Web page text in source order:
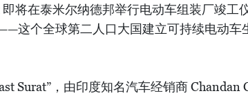
将在泰米尔纳德邦举行电动车组装厂竣工
这个全球第二人口大国建立可持续电动车
Surat”，由印度知名汽车经销商 Chandan